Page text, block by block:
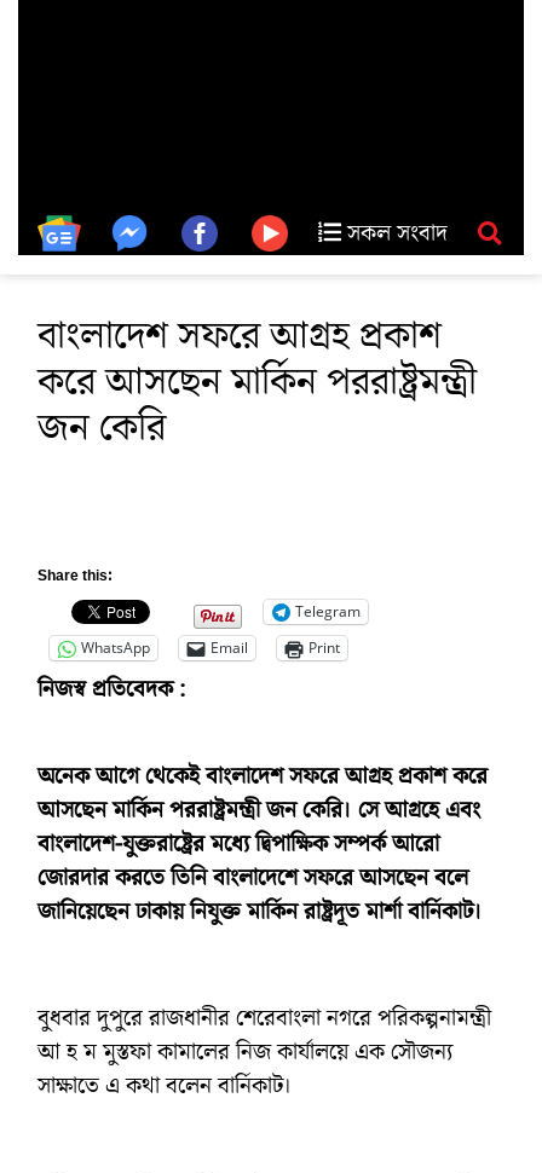
সকল সংবাদ
বাংলাদেশ সফরে আগ্রহ প্রকাশ
করে আসছেন মার্কিন পররাষ্ট্রমন্ত্রী
জন কেরি
Share this:
Telegram
WhatsApp
Email Print
নিজস্ব প্রতিবেদক :
অনেক আগে থেকেই বাংলাদেশ সফরে আগ্রহ প্রকাশ করে
আসছেন মার্কিন পররাষ্ট্রমন্ত্রী জন কেরি। সে আগ্রহে এবং
বাংলাদেশ-যুক্তরাষ্ট্রের মধ্যে দ্বিপাক্ষিক সম্পর্ক আরো
জোরদার করতে তিনি বাংলাদেশে সফরে আসছেন বলে
জানিয়েছেন ঢাকায় নিযুক্ত মার্কিন রাষ্ট্রদূত মার্শা বার্নিকাট।
বুধবার দুপুরে রাজধানীর শেরেবাংলা নগরে পরিকল্পনামন্ত্রী
আ হ ম মুস্তফা কামালের নিজ কার্যালয়ে এক সৌজন্য
সাক্ষাতে এ কথা বলেন বার্নিকাট।